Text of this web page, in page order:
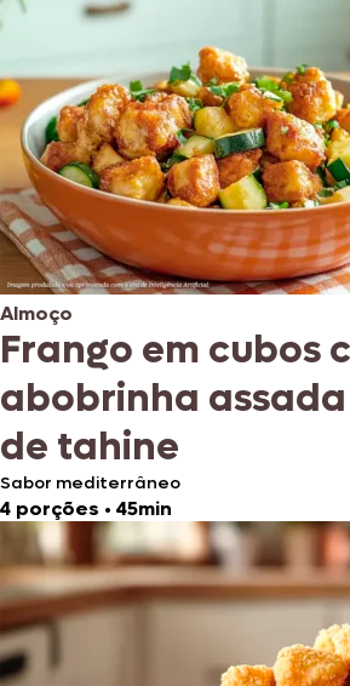
Almoço
Frango em cubos
abobrinha
de tahine
Sabor mediterrâneo
4 porções • 45min